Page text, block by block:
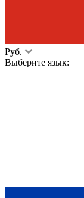
Руб.
Выберите язык: